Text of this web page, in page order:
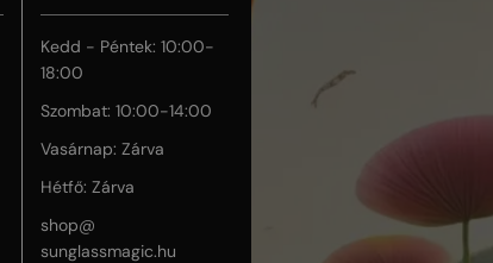
Kedd - Péntek: 10:00-
18:00
Szombat: 10:00-14:00
Vasárnap: Zárva
Hétfő: Zárva
shop@
sunglassmagic.hu